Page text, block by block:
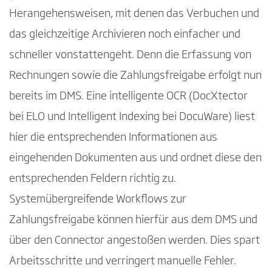
Herangehensweisen, mit denen das Verbuchen und
das gleichzeitige Archivieren noch einfacher und
schneller vonstattengeht. Denn die Erfassung von
Rechnungen sowie die Zahlungsfreigabe erfolgt nun
bereits im DMS. Eine intelligente OCR (DocXtector
bei ELO und Intelligent Indexing bei DocuWare) liest
hier die entsprechenden Informationen aus
eingehenden Dokumenten aus und ordnet diese den
entsprechenden Feldern richtig zu.
Systemübergreifende Workflows zur
Zahlungsfreigabe können hierfür aus dem DMS und
über den Connector angestoßen werden. Dies spart
Arbeitsschritte und verringert manuelle Fehler.